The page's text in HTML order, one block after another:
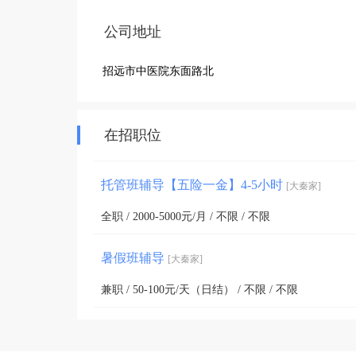
公司地址
招远市中医院东面路北
在招职位
托管班辅导【五险一金】4-5小时 [大秦家]
全职 / 2000-5000元/月 / 不限 / 不限
暑假班辅导 [大秦家]
兼职 / 50-100元/天（日结） / 不限 / 不限